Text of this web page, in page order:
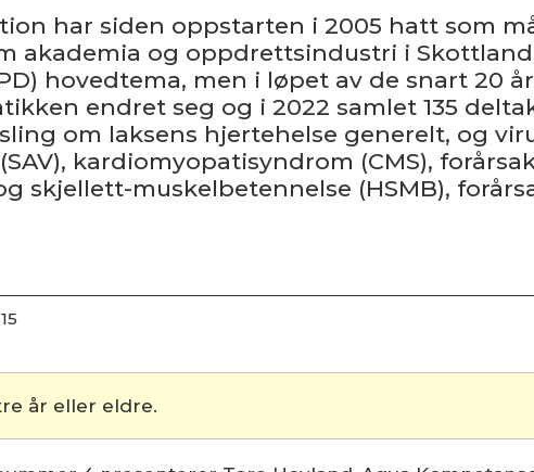
har siden oppstarten i 2005 hatt som
akademia og oppdrettsindustri i
hovedtema, men i løpet av de snart 20
endret seg og i 2022 samlet 135
om laksens hjertehelse generelt, og
kardiomyopatisyndrom (CMS),
skjellett-muskelbetennelse (HSMB),
år eller eldre.